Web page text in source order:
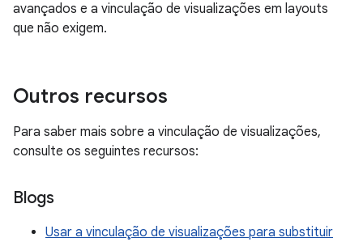
avançados e a vinculação de visualizações em layouts
que não exigem.
Outros recursos
Para saber mais sobre a vinculação de visualizações,
consulte os seguintes recursos:
Blogs
Usar a vinculação de visualizações para substituir